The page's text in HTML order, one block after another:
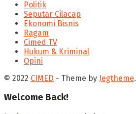
Politik
Seputar Cilacap
Ekonomi Bisnis
Ragam
Cimed TV
Hukum & Kriminal
Opini
© 2022 CIMED - Theme by Jegtheme.
Welcome Back!